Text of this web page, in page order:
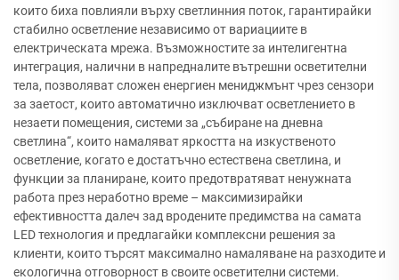
които биха повлияли върху светлинния поток, гарантирайки
стабилно осветление независимо от вариациите в
електрическата мрежа. Възможностите за интелигентна
интеграция, налични в напредналите вътрешни осветителни
тела, позволяват сложен енергиен мениджмънт чрез сензори
за заетост, които автоматично изключват осветлението в
незаети помещения, системи за „събиране на дневна
светлина“, които намаляват яркостта на изкуственото
осветление, когато е достатъчно естествена светлина, и
функции за планиране, които предотвратяват ненужната
работа през неработно време – максимизирайки
ефективността далеч зад вродените предимства на самата
LED технология и предлагайки комплексни решения за
клиенти, които търсят максимално намаляване на разходите и
екологична отговорност в своите осветителни системи.